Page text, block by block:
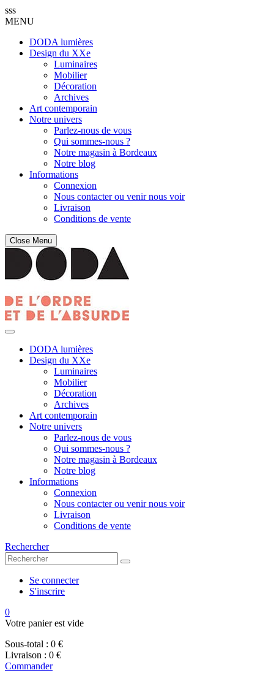
sss
MENU
DODA lumières
Design du XXe
Luminaires
Mobilier
Décoration
Archives
Art contemporain
Notre univers
Parlez-nous de vous
Qui sommes-nous ?
Notre magasin à Bordeaux
Notre blog
Informations
Connexion
Nous contacter ou venir nous voir
Livraison
Conditions de vente
Close Menu
DODA lumières
Design du XXe
Luminaires
Mobilier
Décoration
Archives
Art contemporain
Notre univers
Parlez-nous de vous
Qui sommes-nous ?
Notre magasin à Bordeaux
Notre blog
Informations
Connexion
Nous contacter ou venir nous voir
Livraison
Conditions de vente
Rechercher
Se connecter
S'inscrire
0
Votre panier est vide
Sous-total : 0 €
Livraison : 0 €
Commander